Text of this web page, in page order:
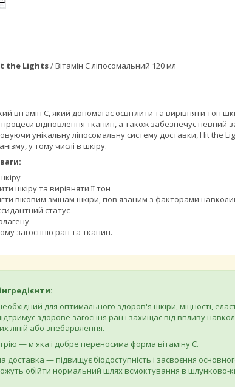
the Lights/ Вітамін C ліпосомальний 120 мл
вітамін С, який допомагає освітлити та вирівняти тон
відновлення тканин, а також забезпечує певний
унікальну ліпосомальну систему доставки, Hit the
у тому числі в шкіру.
шкіру та вирівняти її тон
віковим змінам шкіри, пов'язаним з факторами
статус
загоєнню ран та тканин.
для оптимального здоров'я шкіри, міцності,
здорове загоєння ран і захищає від впливу
ліній або знебарвлення.
— м'яка і добре переносима форма вітаміну С.
доставка — підвищує біодоступність і засвоєння
обійти нормальний шлях всмоктування в шлунково-